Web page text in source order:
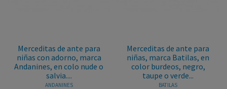
Merceditas de ante para
niñas con adorno, marca
Andanines, en colo nude o
salvia....
ANDANINES
Merceditas de ante para
niñas, marca Batilas, en
color burdeos, negro,
taupe o verde...
BATILAS